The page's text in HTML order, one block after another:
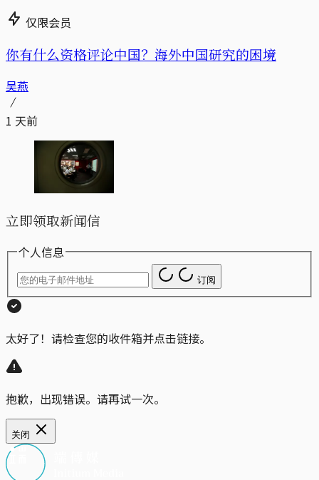
仅限会员
你有什么资格评论中国？海外中国研究的困境
吴燕
1 天前
立即领取新闻信
个人信息
订阅
太好了！请检查您的收件箱并点击链接。
抱歉，出现错误。请再试一次。
关闭